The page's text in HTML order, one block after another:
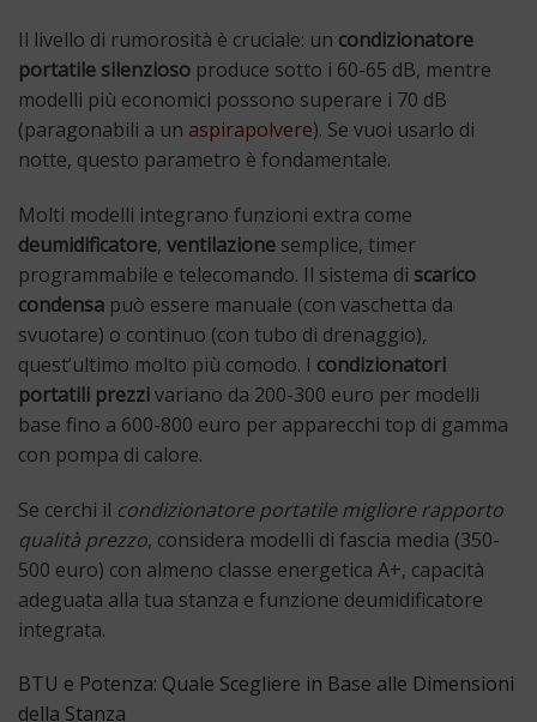
Il livello di rumorosità è cruciale: un condizionatore
portatile silenzioso produce sotto i 60-65 dB, mentre
modelli più economici possono superare i 70 dB
(paragonabili a un aspirapolvere). Se vuoi usarlo di
notte, questo parametro è fondamentale.
Molti modelli integrano funzioni extra come
deumidificatore, ventilazione semplice, timer
programmabile e telecomando. Il sistema di scarico
condensa può essere manuale (con vaschetta da
svuotare) o continuo (con tubo di drenaggio),
quest’ultimo molto più comodo. I condizionatori
portatili prezzivariano da 200-300 euro per modelli
base fino a 600-800 euro per apparecchi top di gamma
con pompa di calore.
Se cerchi il condizionatore portatile migliore rapporto
qualità prezzo, considera modelli di fascia media (350-
500 euro) con almeno classe energetica A+, capacità
adeguata alla tua stanza e funzione deumidificatore
integrata.
BTU e Potenza: Quale Scegliere in Base alle Dimensioni
della Stanza